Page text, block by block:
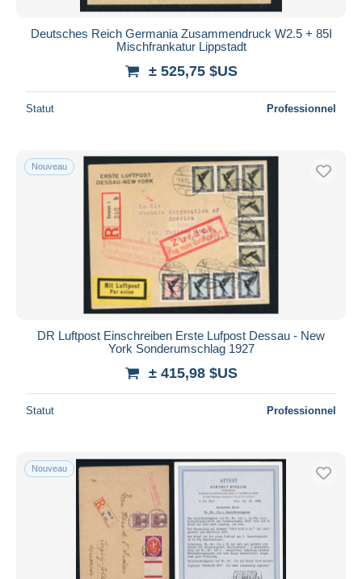
Deutsches Reich Germania Zusammendruck W2.5 + 85I
Mischfrankatur Lippstadt
± 525,75 $US
Statut Professionnel
Nouveau
DR Luftpost Einschreiben Erste Lufpost Dessau - New
York Sonderumschlag 1927
± 415,98 $US
Statut Professionnel
Nouveau